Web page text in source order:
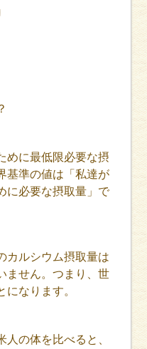
めに最低限必要な摂
基準の値は「私達が
に必要な摂取量」で
カルシウム摂取量は
ません。つまり、世
なります。
の体を比べると、